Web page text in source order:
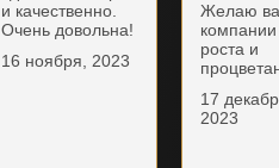
и качественно.
Очень довольна!
16 ноября, 2023
Желаю
компании
роста и
17
2023